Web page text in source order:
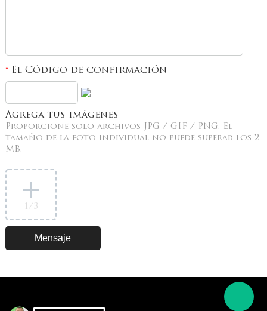
*El Código de confirmación
Agrega tus imágenes
Proporcione solo archivos JPG / GIF / PNG. El
tamaño de la foto individual no puede superar los 2
MB.
1 /3